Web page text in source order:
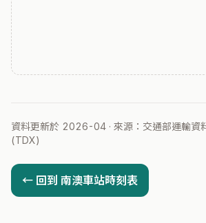
資料更新於 2026-04 · 來源：交通部運輸資
(TDX)
← 回到 南澳車站時刻表